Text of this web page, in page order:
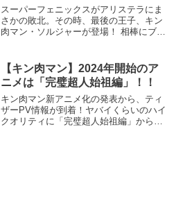
スーパーフェニックスがアリステラにま
さかの敗北。その時、最後の王子、キン
肉マン・ソルジャーが登場！ 相棒にブロ
【キン肉マン】2024年開始のア
ニメは「完璧超人始祖編」！！
キン肉マン新アニメ化の発表から、ティ
ザーPV情報が到着！ヤバイくらいのハイ
クオリティに「完璧超人始祖編」からの